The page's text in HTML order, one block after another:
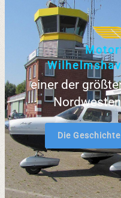
Motor
Wi helmshav
einer der
Die